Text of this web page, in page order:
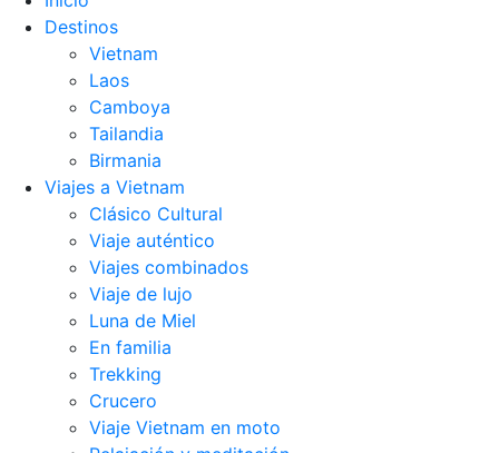
Destinos
Vietnam
Laos
Camboya
Tailandia
Birmania
Viajes a Vietnam
Clásico Cultural
Viaje auténtico
Viajes combinados
Viaje de lujo
Luna de Miel
En familia
Trekking
Crucero
Viaje Vietnam en moto